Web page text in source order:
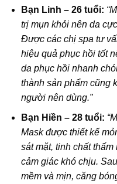
Bạn Linh – 26 tuổi:
trị mụn khỏi nên da
Được các chị spa tư
hiệu quả phục hồi tốt
da phục hồi nhanh
thành sản phẩm cũng
người nên dùng.”
Bạn Hiền – 28 tuổi:
Mask được thiết kế
sát mặt, tinh chất
cảm giác khó chịu.
mềm và mịn, căng